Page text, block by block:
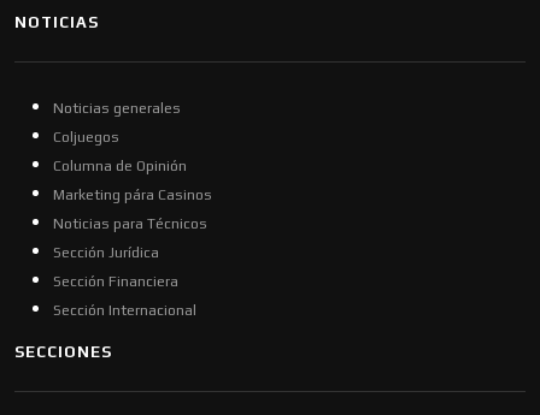
NOTICIAS
Noticias generales
Coljuegos
Columna de Opinión
Marketing pára Casinos
Noticias para Técnicos
Sección Jurídica
Sección Financiera
Sección Internacional
SECCIONES